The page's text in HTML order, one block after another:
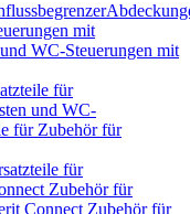
mit
WC-Steuerungen mit
für
und WC-
für Zubehör für
für
Zubehör für
Connect Zubehör für